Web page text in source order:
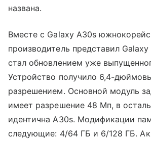
названа.
Вместе c Galaxy A30s
производитель представил
стал обновлением уже
Устройство получило 6,4-
разрешением. Основной модуль
имеет разрешение 48 Мп, в
идентична A30s. Модификации
следующие: 4/64 ГБ и 6/128 ГБ.